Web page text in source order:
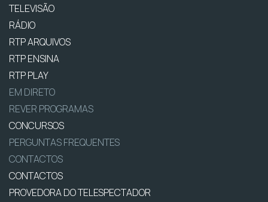
TELEVISÃO
RÁDIO
RTP ARQUIVOS
RTP ENSINA
RTP PLAY
EM DIRETO
REVER PROGRAMAS
CONCURSOS
PERGUNTAS FREQUENTES
CONTACTOS
CONTACTOS
PROVEDORA DO TELESPECTADOR